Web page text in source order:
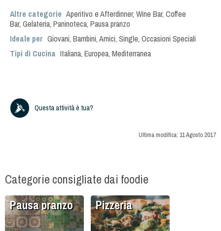
Altre categorie Aperitivo e Afterdinner, Wine Bar, Coffee
Bar, Gelateria, Paninoteca, Pausa pranzo
Ideale per Giovani, Bambini,Amici, Single, Occasioni Speciali
Tipi di Cucina Italiana, Europea, Mediterranea
Questa attività è tua?
Ultima modifica: 11 Agosto 2017
Categorie consigliate dai foodie
Pausa pranzo Pizzeria